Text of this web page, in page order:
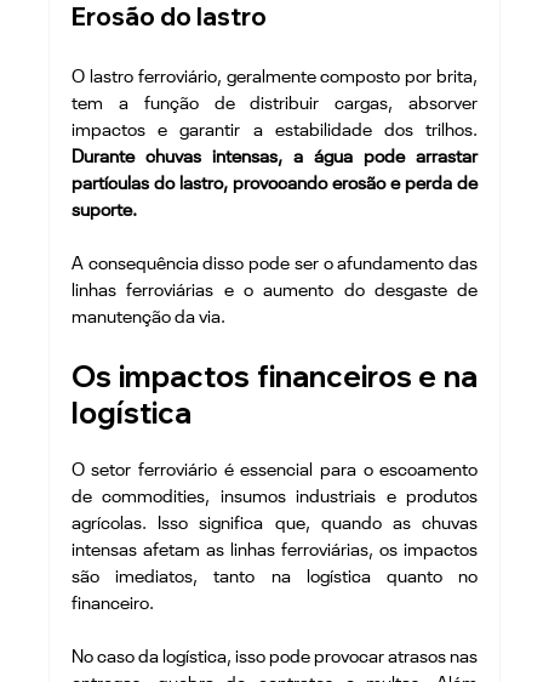
Erosão do lastro
O lastro ferroviário, geralmente composto por brita,
tem a função de distribuir cargas, absorver
Durante chuvas intensas, a água pode arrastar
partículas do lastro, provocando erosão e perda de
suporte.
A consequência disso pode ser o afundamento das
linhas ferroviárias e o aumento do desgaste de
manutenção da via.
Os impactos financeiros e na
logística
O setor ferroviário é essencial para o escoamento
de commodities, insumos industriais e produtos
agrícolas. Isso significa que, quando as chuvas
intensas afetam as linhas ferroviárias, os impactos
são imediatos, tanto na logística quanto no
financeiro.
No caso da logística, isso pode provocar atrasos nas